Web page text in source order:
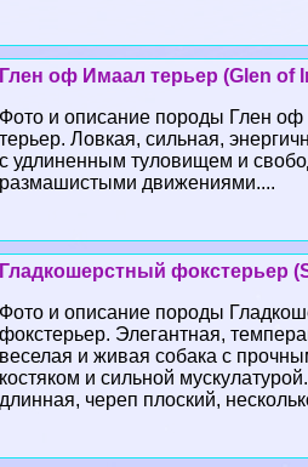
Глен оф Имаал терьер (Glen of
Фото и описание породы Глен
терьер. Ловкая, сильная,
с удлиненным туловищем и
размашистыми движениями....
Гладкошерстный фокстерьер
Фото и описание породы
фокстерьер. Элегантная,
веселая и живая собака с
костяком и сильной
длинная, череп плоский,